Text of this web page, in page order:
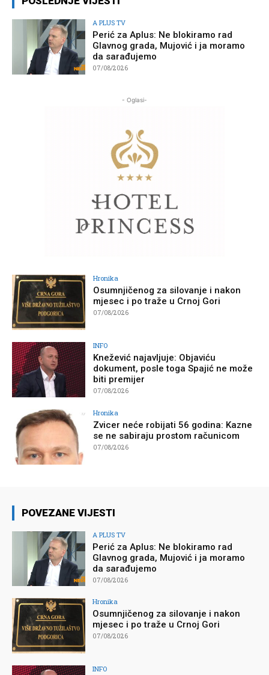
A PLUS TV
Perić za Aplus: Ne blokiramo rad
Glavnog grada, Mujović i ja moramo
da sarađujemo
07/08/2026
- Oglasi-
Hronika
Osumnjičenog za silovanje i nakon
mjesec i po traže u Crnoj Gori
07/08/2026
INFO
Knežević najavljuje: Objaviću
dokument, posle toga Spajić ne može
biti premijer
07/08/2026
Hronika
Zvicer neće robijati 56 godina: Kazne
se ne sabiraju prostom računicom
07/08/2026
POVEZANE VIJESTI
A PLUS TV
Perić za Aplus: Ne blokiramo rad
Glavnog grada, Mujović i ja moramo
da sarađujemo
07/08/2026
Hronika
Osumnjičenog za silovanje i nakon
mjesec i po traže u Crnoj Gori
07/08/2026
INFO